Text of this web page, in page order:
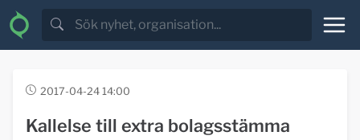
2017-04-24 14:00
Kallelse till extra bolagsstämma